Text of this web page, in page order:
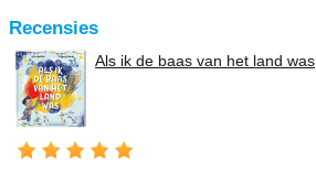
Recensies
Als ik de baas van het land was